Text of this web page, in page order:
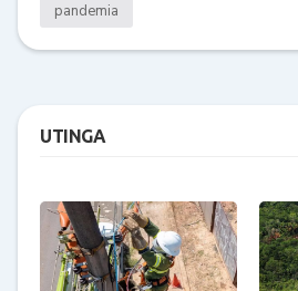
pandemia
UTINGA